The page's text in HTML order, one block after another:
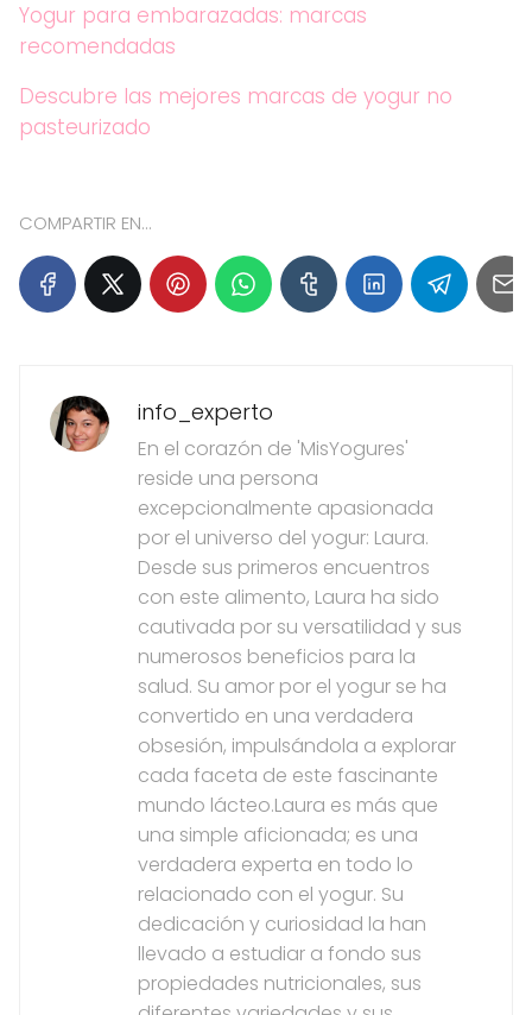
Yogur para embarazadas: marcas
recomendadas
Descubre las mejores marcas de yogur no
pasteurizado
COMPARTIR EN...
info_experto
En el corazón de 'MisYogures'
reside una persona
excepcionalmente apasionada
por el universo del yogur: Laura.
Desde sus primeros encuentros
con este alimento, Laura ha sido
cautivada por su versatilidad y sus
numerosos beneficios para la
salud. Su amor por el yogur se ha
convertido en una verdadera
obsesión, impulsándola a explorar
cada faceta de este fascinante
mundo lácteo.Laura es más que
una simple aficionada; es una
verdadera experta en todo lo
relacionado con el yogur. Su
dedicación y curiosidad la han
llevado a estudiar a fondo sus
propiedades nutricionales, sus